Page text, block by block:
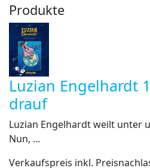
Produkte
Luzian Engelhardt
drauf
Luzian Engelhardt weilt unter
Nun, ...
Verkaufspreis inkl.